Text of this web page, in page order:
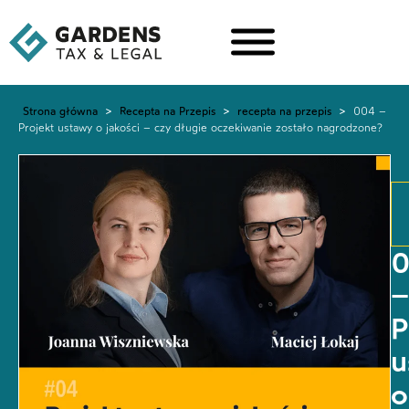
Strona główna > Recepta na Przepis > recepta na przepis >
004 –
Projekt ustawy o jakości – czy długie oczekiwanie zostało nagrodzone?
–
o